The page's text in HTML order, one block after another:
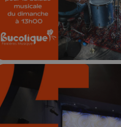
23h59.